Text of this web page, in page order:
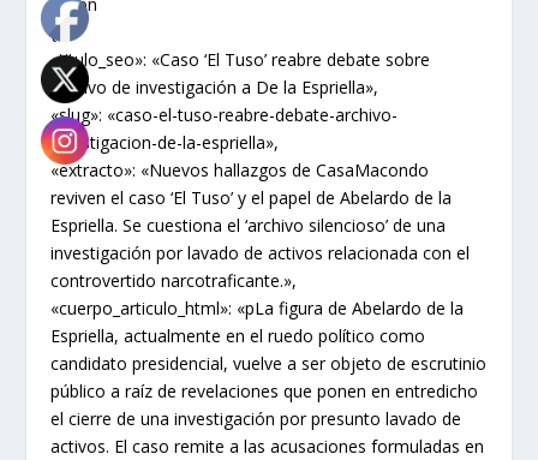
{
«titulo_seo»: «Caso ‘El Tuso’ reabre debate sobre
archivo de investigación a De la Espriella»,
«slug»: «caso-el-tuso-reabre-debate-archivo-
investigacion-de-la-espriella»,
«extracto»: «Nuevos hallazgos de CasaMacondo
reviven el caso ‘El Tuso’ y el papel de Abelardo de la
Espriella. Se cuestiona el ‘archivo silencioso’ de una
investigación por lavado de activos relacionada con el
controvertido narcotraficante.»,
«cuerpo_articulo_html»: «pLa figura de Abelardo de la
Espriella, actualmente en el ruedo político como
candidato presidencial, vuelve a ser objeto de escrutinio
público a raíz de revelaciones que ponen en entredicho
el cierre de una investigación por presunto lavado de
activos. El caso remite a las acusaciones formuladas en